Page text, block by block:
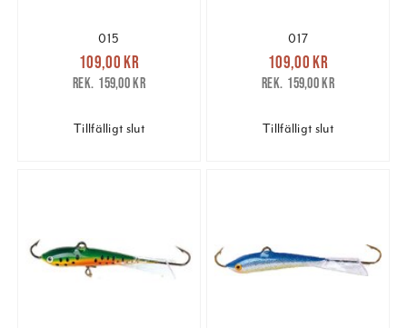
015
Nuvarande pris
109,00 krTidigare pris
159,00 kr
109,00 kr
159,00 kr
Tillfälligt slut
017
Nuvarande pris
109,00 krTidigare pris
159,00 kr
109,00 kr
159,00 kr
Tillfälligt slut